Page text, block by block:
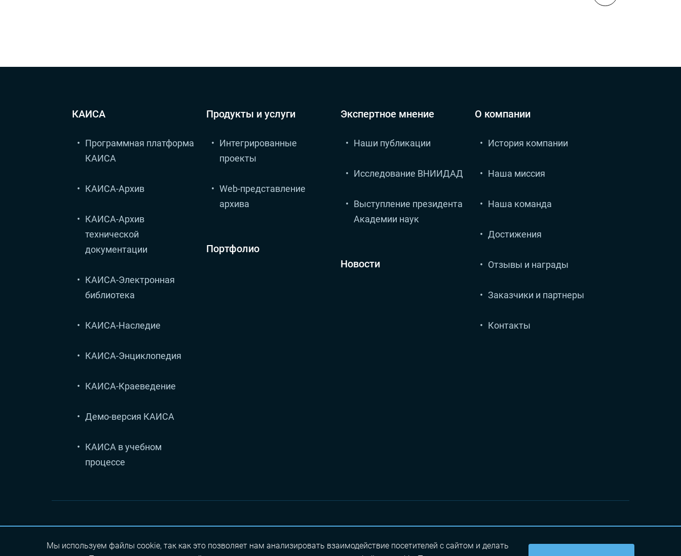
КАИСА
Программная платформа
КАИСА
КАИСА-Архив
КАИСА-Архив
технической
документации
КАИСА-Электронная
библиотека
КАИСА-Наследие
КАИСА-Энциклопедия
КАИСА-Краеведение
Демо-версия КАИСА
КАИСА в учебном
процессе
Продукты и услуги
Интегрированные
проекты
Web-представление
архива
Портфолио
Экспертное мнение
Наши публикации
Исследование ВНИИДАД
Выступление президента
Академии наук
Новости
О компании
История компании
Наша миссия
Наша команда
Достижения
Отзывы и награды
Заказчики и партнеры
Контакты
информационные
+7 (812)602-17-59
оф. 337
Мы используем файлы cookie, так как это позволяет нам анализировать взаимодействие посетителей с сайтом и делать